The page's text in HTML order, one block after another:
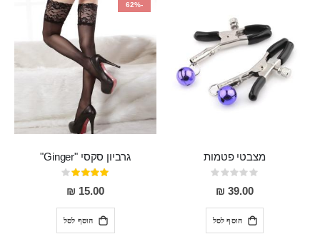
מצבטי פטמות
Rating:
0%
39.00 ₪
הוסף לסל
-62%
גרביון סקסי "Ginger"
דירוג:
80%
15.00 ₪
הוסף לסל